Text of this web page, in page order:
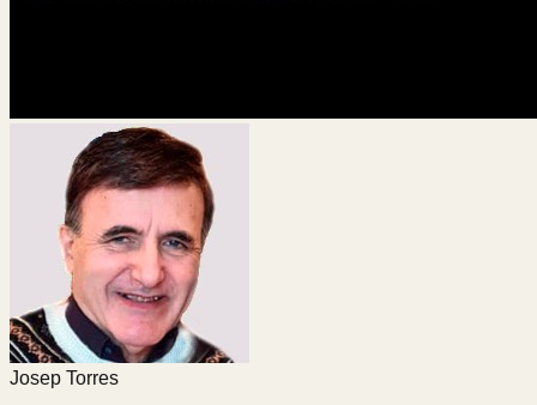
Josep Torres